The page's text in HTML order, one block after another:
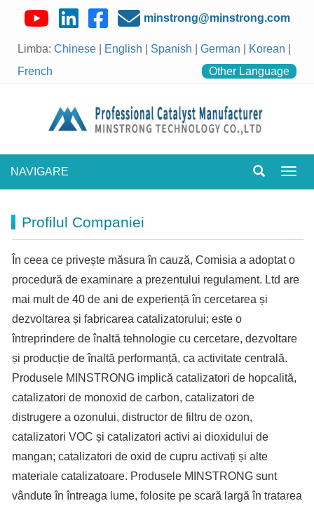
minstrong@minstrong.com
Limba: Chinese English Spanish German Korean
French
Other Language
NAVIGARE
Profilul Companiei
În ceea ce privește măsura în cauză, Comisia a adoptat o
procedură de examinare a prezentului regulament. Ltd are
mai mult de 40 de ani de experiență în cercetarea și
dezvoltarea și fabricarea catalizatorului; este o
întreprindere de înaltă tehnologie cu cercetare, dezvoltare
și producție de înaltă performanță, ca activitate centrală.
Produsele MINSTRONG implică catalizatori de hopcalită,
catalizatori de monoxid de carbon, catalizatori de
distrugere a ozonului, distructor de filtru de ozon,
catalizatori VOC și catalizatori activi ai dioxidului de
mangan; catalizatori de oxid de cupru activați și alte
materiale catalizatoare. Produsele MINSTRONG sunt
vândute în întreaga lume, folosite pe scară largă în tratarea